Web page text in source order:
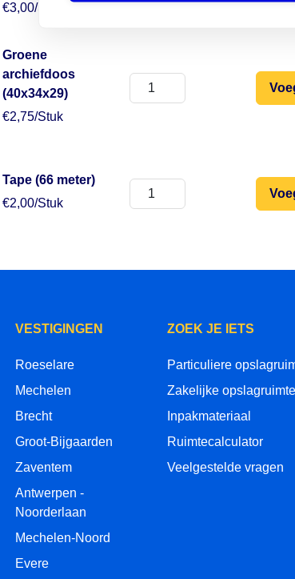
€3,00/Stuk
Groene
archiefdoos
(40x34x29)
€2,75/Stuk
Tape (66 meter)
€2,00/Stuk
VESTIGINGEN
Roeselare
Mechelen
Brecht
Groot-Bijgaarden
Zaventem
Antwerpen -
Noorderlaan
Mechelen-Noord
Evere
ZOEK JE IETS
Particuliere
Zakelijke opslagruimte
Inpakmateriaal
Ruimtecalculator
Veelgestelde vragen